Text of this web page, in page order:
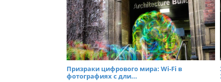
Призраки цифрового мира: Wi-Fi в
фотографиях с дли...